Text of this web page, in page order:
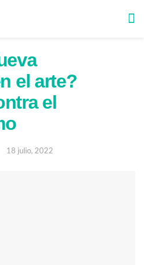
el arte?
el
18 julio, 2022